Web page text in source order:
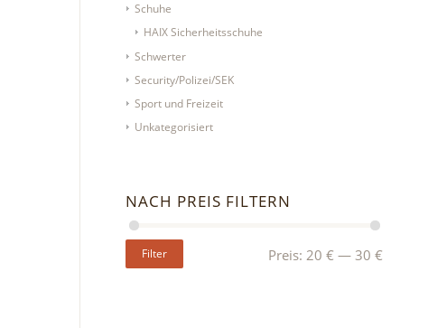
Schuhe
HAIX Sicherheitsschuhe
Schwerter
Security/Polizei/SEK
Sport und Freizeit
Unkategorisiert
NACH PREIS FILTERN
Filter Preis: 20 € — 30 €